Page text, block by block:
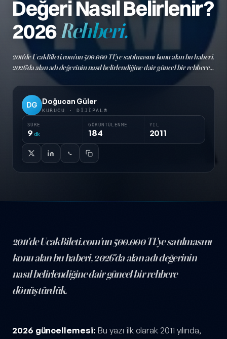
Değeri Nasıl Belirlenir?
2026Rehberi.
2011'de UcakBileti.com'un 500.000 TL'ye satılmasını konu alan bu haberi,
2026'da alan adı değerinin nasıl belirlendiğine dair güncel bir rehbere
dönüştürdük.
DG Doğucan Güler
KURUCU · DIJIPAL®
SÜRE
9 dk
GÖRÜNTÜLENME
184
YIL
2011
2011'de UcakBileti.com'un 500.000 TL'ye satılmasını
konu alan bu haberi, 2026'da alan adı değerinin
nasıl belirlendiğine dair güncel bir rehbere
dönüştürdük.
Alan Adı (Domain) Değeri Nasıl Belirlenir? 2026 Rehberi — yazı
2026 güncellemesi: Bu yazı ilk olarak 2011 yılında,